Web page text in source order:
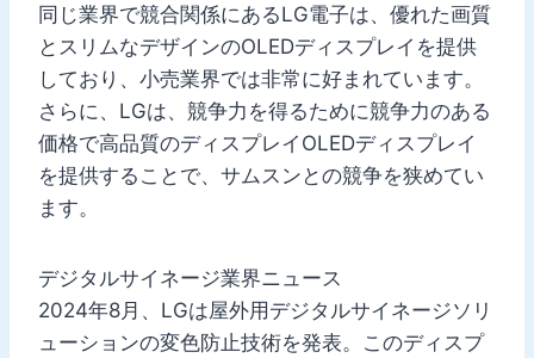
同じ業界で競合関係にあるLG電子は、優れた画質
とスリムなデザインのOLEDディスプレイを提供
しており、小売業界では非常に好まれています。
さらに、LGは、競争力を得るために競争力のある
価格で高品質のディスプレイOLEDディスプレイ
を提供することで、サムスンとの競争を狭めてい
ます。
デジタルサイネージ業界ニュース
2024年8月、LGは屋外用デジタルサイネージソリ
ューションの変色防止技術を発表。このディスプ